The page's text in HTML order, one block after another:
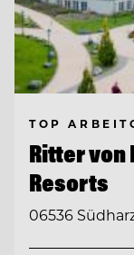
TOP
Ritter
Resorts
06536